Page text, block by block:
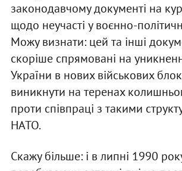
законодавчому документі на
щодо неучасті у воєнно-
Можу визнати: цей та інші
скоріше спрямовані на
України в нових військових
виникнути на теренах
проти співпраці з такими
НАТО.
Скажу більше: і в липні 1990